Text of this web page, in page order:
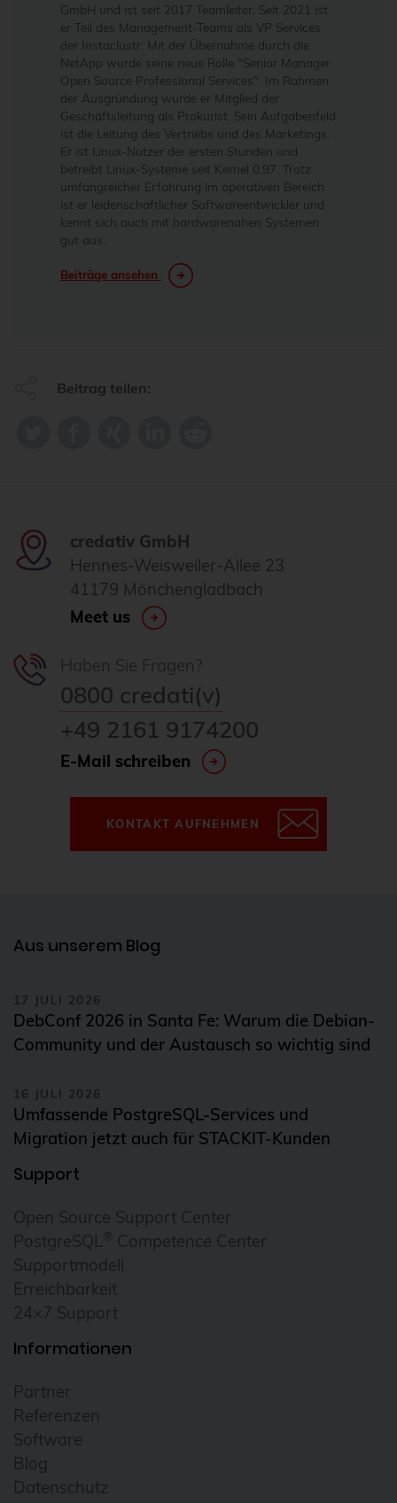
GmbH und ist seit 2017 Teamleiter. Seit 2021 ist
er Teil des Management-Teams als VP Services
der Instaclustr. Mit der Übernahme durch die
NetApp wurde seine neue Rolle "Senior Manager
Open Source Professional Services". Im Rahmen
der Ausgründung wurde er Mitglied der
Geschäftsleitung als Prokurist. Sein Aufgabenfeld
ist die Leitung des Vertriebs und des Marketings.
Er ist Linux-Nutzer der ersten Stunden und
betreibt Linux-Systeme seit Kernel 0.97. Trotz
umfangreicher Erfahrung im operativen Bereich
ist er leidenschaftlicher Softwareentwickler und
kennt sich auch mit hardwarenahen Systemen
gut aus.
Beiträge ansehen
Beitrag teilen:
credativ GmbH
Hennes-Weisweiler-Allee 23
41179 Mönchengladbach
Meet us
0800 credati(v)
+49 2161 9174200
E-Mail schreiben
KONTAKT AUFNEHMEN
Aus unserem Blog
17 JULI 2026
DebConf 2026 in Santa Fe: Warum die Debian-
Community und der Austausch so wichtig sind
16 JULI 2026
Umfassende PostgreSQL-Services und
Migration jetzt auch für STACKIT-Kunden
Support
Open Source Support Center
PostgreSQL ® Competence Center
Supportmodell
Erreichbarkeit
24×7 Support
Informationen
Partner
Referenzen
Software
Blog
Datenschutz